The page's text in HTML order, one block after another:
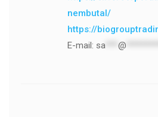
nembutal/
https://
E-mail: sa*** @